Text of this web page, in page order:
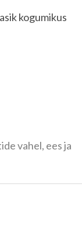
kogumikus
vahel, ees ja